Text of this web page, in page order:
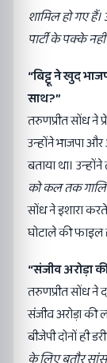
शामिल हो गए हैं।
पार्टी के पक्के
“बिट्टू ने खुद
साथ?”
तरुणप्रीत सोंध ने
उन्होंने भाजपा
बताया था।
को कल तक
सोंध ने इशारा
घोटाले की फाइल
“संजीव अरोड़ा
तरुणप्रीत सोंध ने
संजीव अरोड़ा की
बीजेपी दोनों ही